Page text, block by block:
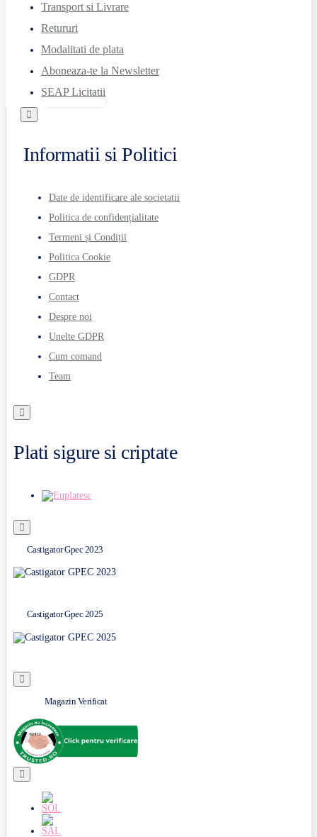
Transport si Livrare
Retururi
Modalitati de plata
Aboneaza-te la Newsletter
SEAP Licitatii
Informatii si Politici
Date de identificare ale societatii
Politica de confidențialitate
Termeni și Condiții
Politica Cookie
GDPR
Contact
Despre noi
Unelte GDPR
Cum comand
Team
Plati sigure si criptate
Castigator Gpec 2023
Castigator Gpec 2025
Magazin Verificat